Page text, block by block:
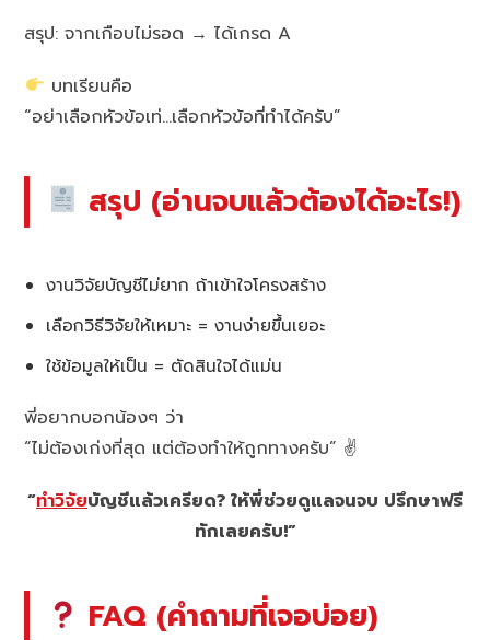
สรุป: จากเกือบไม่รอด → ได้เกรด A
บทเรียนคือ
“อย่าเลือกหัวข้อเท่…เลือกหัวข้อที่ทำได้ครับ”
สรุป (อ่านจบแล้วต้องได้อะไร!)
งานวิจัยบัญชีไม่ยาก ถ้าเข้าใจโครงสร้าง
เลือกวิธีวิจัยให้เหมาะ = งานง่ายขึ้นเยอะ
ใช้ข้อมูลให้เป็น = ตัดสินใจได้แม่น
พี่อยากบอกน้องๆ ว่า
“ไม่ต้องเก่งที่สุด แต่ต้องทำให้ถูกทางครับ” ✌️
“ทำวิจัยบัญชีแล้วเครียด? ให้พี่ช่วยดูแลจนจบ ปรึกษาฟรี
ทักเลยครับ!”
FAQ (คำถามที่เจอบ่อย)